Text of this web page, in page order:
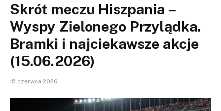
Skrót meczu Hiszpania –
Wyspy Zielonego Przylądka.
Bramki i najciekawsze akcje
(15.06.2026)
15 czerwca 2026